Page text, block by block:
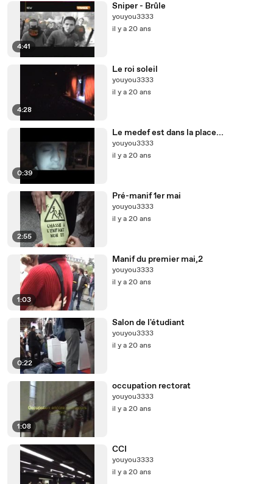
4:41
Sniper - Brûle
youyou3333
il y a 20 ans
4:28
Le roi soleil
youyou3333
il y a 20 ans
0:39
Le medef est dans la place...
youyou3333
il y a 20 ans
2:55
Pré-manif 1er mai
youyou3333
il y a 20 ans
1:03
Manif du premier mai,2
youyou3333
il y a 20 ans
0:22
Salon de l'étudiant
youyou3333
il y a 20 ans
1:08
occupation rectorat
youyou3333
il y a 20 ans
CCI
youyou3333
il y a 20 ans